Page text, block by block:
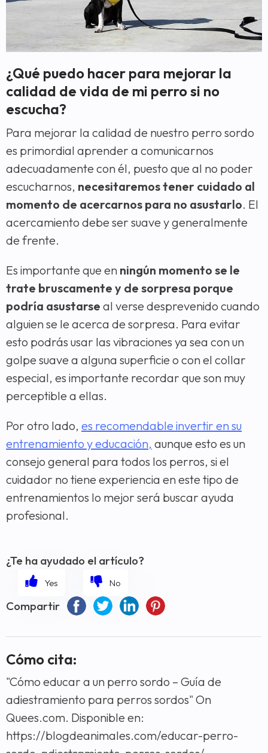
¿Qué puedo hacer para mejorar la
calidad de vida de mi perro si no
escucha?
Para mejorar la calidad de nuestro perro sordo
es primordial aprender a comunicarnos
adecuadamente con él, puesto que al no poder
escucharnos, necesitaremos tener cuidado al
momento de acercarnos para no asustarlo. El
acercamiento debe ser suave y generalmente
de frente.
Es importante que en ningún momento se le
trate bruscamente y de sorpresa porque
podría asustarse al verse desprevenido cuando
alguien se le acerca de sorpresa. Para evitar
esto podrás usar las vibraciones ya sea con un
golpe suave a alguna superficie o con el collar
especial, es importante recordar que son muy
perceptible a ellas.
Por otro lado, es recomendable invertir en su
entrenamiento y educación, aunque esto es un
consejo general para todos los perros, si el
cuidador no tiene experiencia en este tipo de
entrenamientos lo mejor será buscar ayuda
profesional.
¿Te ha ayudado el artículo?
Compartir
Cómo cita:
"Cómo educar a un perro sordo – Guía de
adiestramiento para perros sordos" On
Quees.com. Disponible en:
https://blogdeanimales.com/educar-perro-